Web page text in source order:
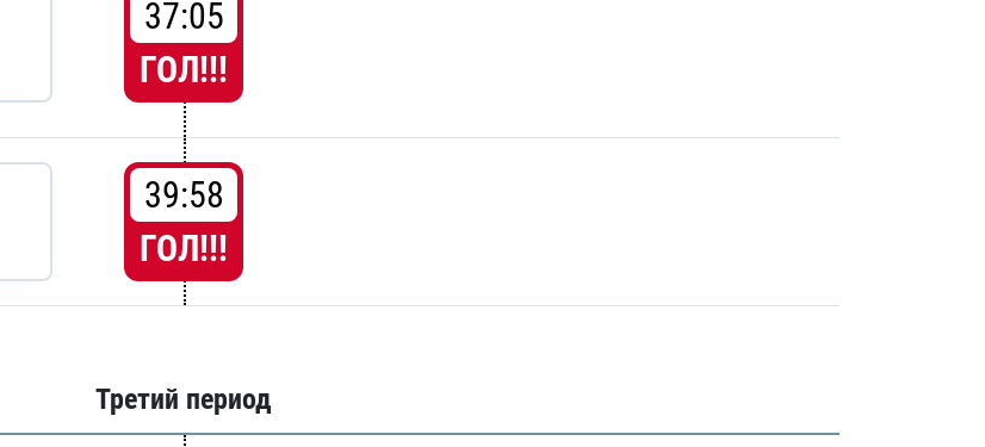
37:05
ГОЛ!!!
39:58
ГОЛ!!!
Третий период